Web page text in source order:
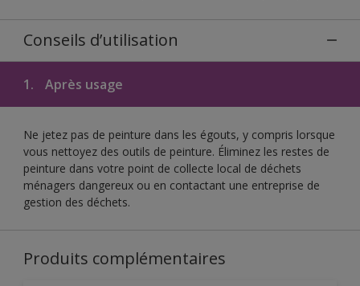
Conseils d’utilisation
1. Après usage
Ne jetez pas de peinture dans les égouts, y compris lorsque
vous nettoyez des outils de peinture. Éliminez les restes de
peinture dans votre point de collecte local de déchets
ménagers dangereux ou en contactant une entreprise de
gestion des déchets.
Produits complémentaires